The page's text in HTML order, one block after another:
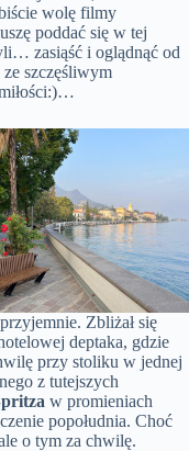
wolę filmy
poddać się w tej
zasiąść i oglądnąć od
szczęśliwym
Zbliżał się
deptaka, gdzie
przy stoliku w jednej
z tutejszych
w promieniach
popołudnia. Choć
o tym za chwilę.